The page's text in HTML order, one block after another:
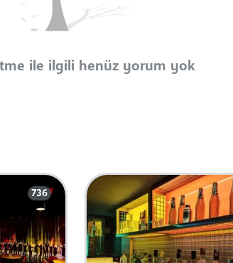
ile ilgili henüz yorum yok
736